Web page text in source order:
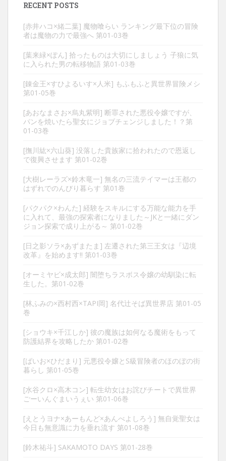
RECENT POSTS
[赤井ハコ×緒二葉] 魔物喰らい ランキング最下位の冒険
者は魔物の力で最強へ 第01-03巻
[葉来緑×ぽん] 拾ったものは大切にしましょう 子狼に気
に入られた男の転移物語 第01-03巻
[錬金王×すひよるいす×人米] もふもふと異世界冒険メシ
第01-05巻
[あおなまさお×烏丸紫明] 断罪された悪役令嬢ですが、
パンを焼いたら聖女にジョブチェンジしました！？第
01-03巻
[撫川紘×六山葵] 没落した貴族家に拾われたので恩返し
で復興させます 第01-02巻
[大樹レーラズ×鈴木竜一] 無名の三流テイマーは王都の
はずれでのんびり暮らす 第01巻
[パクパク×わんた] 経験をスキルにする万能な能力を手
に入れて、最強の探索者になりました～JKと一緒にダン
ジョン探索で成り上がる～ 第01-02巻
[日之影ソラ×あずまたま] 左遷された第三王女は『辺境
改革』を始めます!! 第01-03巻
[オーミヤビ×成太郎] 闇堕ちラスボス令嬢の幼馴染に転
生した。第01-02巻
[林ふみの×西村西×TAPI岡] 名代辻そば異世界店 第01-05
巻
[ショウキ×千江しか] 彼の魔族は如何なる魔術をもって
防護結界を攻略したか 第01-02巻
[ばいお×ひだまり] 元悪役令嬢とS級冒険者のほのぼの街
暮らし 第01-05巻
[水谷クロ×高木コン] 転生幼女はお詫びチートで異世界
ごーいんぐまいうぇい 第01-06巻
[えとうヨナ×あーもんど×あんべよしろう] 無自覚聖女は
今日も無意識に力を垂れ流す 第01-08巻
[鈴木祐斗] SAKAMOTO DAYS 第01-28巻